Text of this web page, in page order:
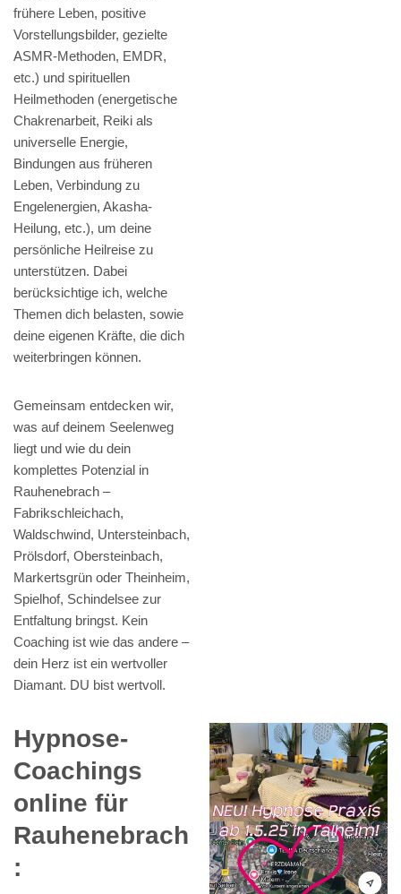
frühere Leben, positive
Vorstellungsbilder, gezielte
ASMR-Methoden, EMDR,
etc.) und spirituellen
Heilmethoden (energetische
Chakrenarbeit, Reiki als
universelle Energie,
Bindungen aus früheren
Leben, Verbindung zu
Engelenergien, Akasha-
Heilung, etc.), um deine
persönliche Heilreise zu
unterstützen. Dabei
berücksichtige ich, welche
Themen dich belasten, sowie
deine eigenen Kräfte, die dich
weiterbringen können.
Gemeinsam entdecken wir,
was auf deinem Seelenweg
liegt und wie du dein
komplettes Potenzial in
Rauhenebrach –
Fabrikschleichach,
Waldschwind, Untersteinbach,
Prölsdorf, Obersteinbach,
Markertsgrün oder Theinheim,
Spielhof, Schindelsee zur
Entfaltung bringst. Kein
Coaching ist wie das andere –
dein Herz ist ein wertvoller
Diamant. DU bist wertvoll.
Hypnose-
Coachings
online für
Rauhenebrach
: